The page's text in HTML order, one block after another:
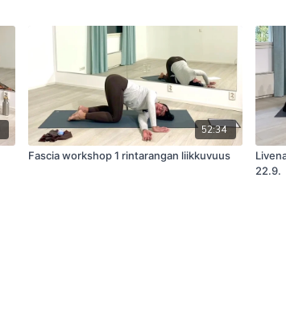
52:34
Fascia workshop 1 rintarangan liikkuvuus
22.9.